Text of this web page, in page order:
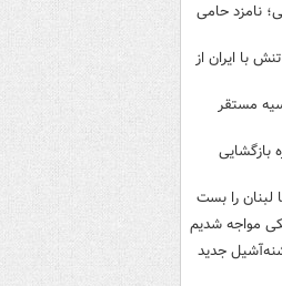
نامزد حامی
با ایران از
مستقر
بازگشایی
لبنان را بست
مواجه شدیم
جدید